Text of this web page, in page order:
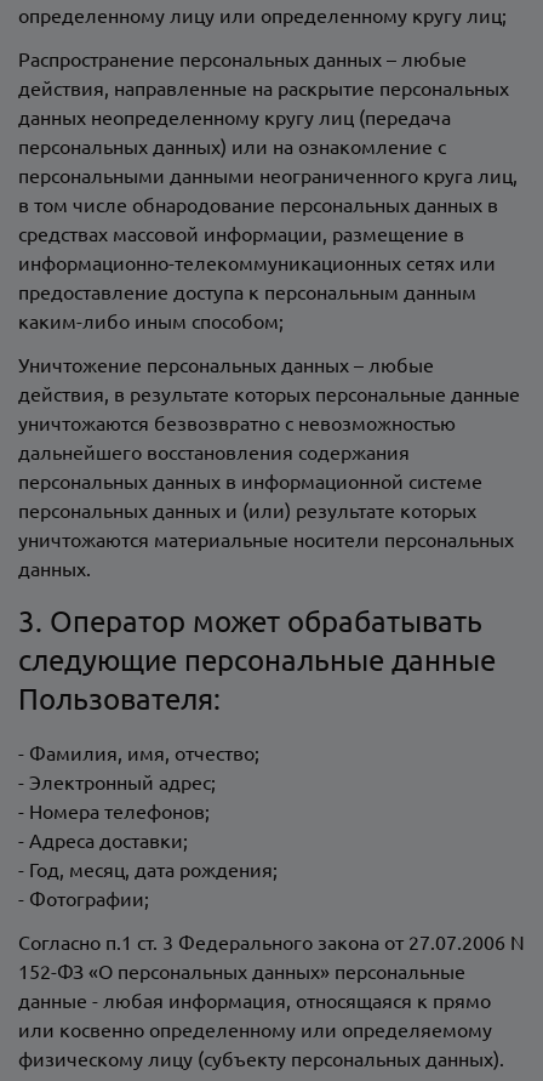
определенному лицу или определенному кругу лиц;
Распространение персональных данных – любые
действия, направленные на раскрытие персональных
данных неопределенному кругу лиц (передача
персональных данных) или на ознакомление с
персональными данными неограниченного круга лиц,
в том числе обнародование персональных данных в
средствах массовой информации, размещение в
информационно-телекоммуникационных сетях или
предоставление доступа к персональным данным
каким-либо иным способом;
Уничтожение персональных данных – любые
действия, в результате которых персональные данные
уничтожаются безвозвратно с невозможностью
дальнейшего восстановления содержания
персональных данных в информационной системе
персональных данных и (или) результате которых
уничтожаются материальные носители персональных
данных.
3. Оператор может обрабатывать
следующие персональные данные
Пользователя:
- Фамилия, имя, отчество;
- Электронный адрес;
- Номера телефонов;
- Адреса доставки;
- Год, месяц, дата рождения;
- Фотографии;
Согласно п.1 ст. 3 Федерального закона от 27.07.2006 N
152-ФЗ «О персональных данных» персональные
данные - любая информация, относящаяся к прямо
или косвенно определенному или определяемому
физическому лицу (субъекту персональных данных).